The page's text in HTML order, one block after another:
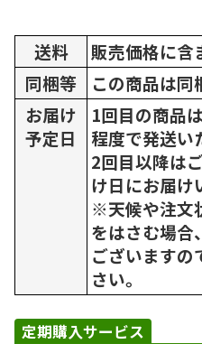
送料
販売価格に含
同梱等
この商品は同
お届け
予定日
1回目の商品
程度で発送い
2回目以降は
け日にお届け
※天候や注文
をはさむ場合
ございますの
さい。
定期購入サービス